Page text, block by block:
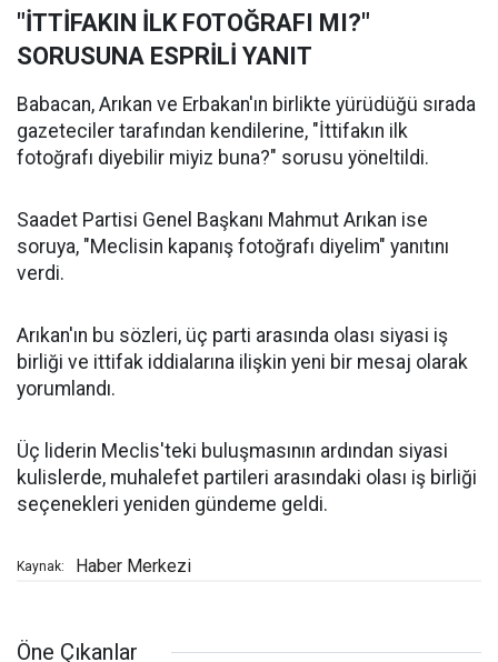
"İTTİFAKIN İLK FOTOĞRAFI MI?"
SORUSUNA ESPRİLİ YANIT
Babacan, Arıkan ve Erbakan'ın birlikte yürüdüğü sırada
gazeteciler tarafından kendilerine, "İttifakın ilk
fotoğrafı diyebilir miyiz buna?" sorusu yöneltildi.
Saadet Partisi Genel Başkanı Mahmut Arıkan ise
soruya, "Meclisin kapanış fotoğrafı diyelim" yanıtını
verdi.
Arıkan'ın bu sözleri, üç parti arasında olası siyasi iş
birliği ve ittifak iddialarına ilişkin yeni bir mesaj olarak
yorumlandı.
Üç liderin Meclis'teki buluşmasının ardından siyasi
kulislerde, muhalefet partileri arasındaki olası iş birliği
seçenekleri yeniden gündeme geldi.
Kaynak: Haber Merkezi
Öne Çıkanlar